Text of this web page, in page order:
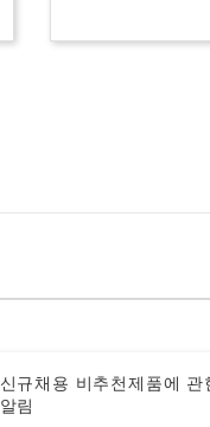
신규채용 비추천제품에 관
알림